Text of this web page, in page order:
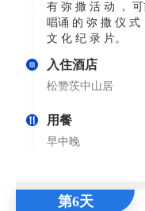
有 弥 撒 活 动 ，
唱诵 的 弥 撒 仪 式
文 化 纪 录 片。
入住酒店
松赞茨中山居
用餐
早中晚
第6天